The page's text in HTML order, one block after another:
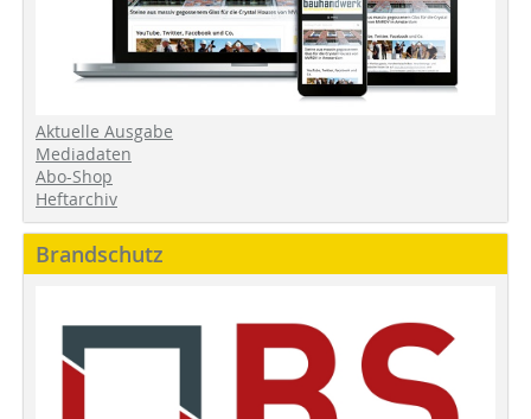
Aktuelle Ausgabe
Mediadaten
Abo-Shop
Heftarchiv
Brandschutz